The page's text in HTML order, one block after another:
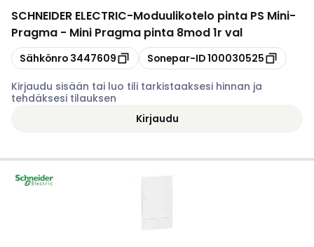
SCHNEIDER ELECTRIC-Moduulikotelo pinta PS Mini-
Pragma - Mini Pragma pinta 8mod 1r val
Kopioi
Sähkönro 3447609 Kopioi
Sonepar-ID100030525
Kirjaudu sisään tai luo tili tarkistaaksesi hinnan ja
tehdäksesi tilauksen
Kirjaudu